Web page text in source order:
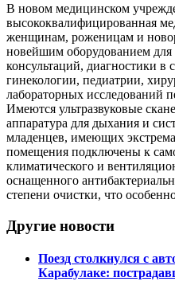
В новом медицинском
высококвалифицированная
женщинам, роженицам и
новейшим оборудованием для
консультаций, диагностики в
гинекологии, педиатрии,
лабораторных исследований
Имеются ультразвуковые
аппаратура для дыхания и
младенцев, имеющих
помещения подключены к
климатического и
оснащенного
степени очистки, что
Другие новости
Поезд столкнулся с
Карабулаке: